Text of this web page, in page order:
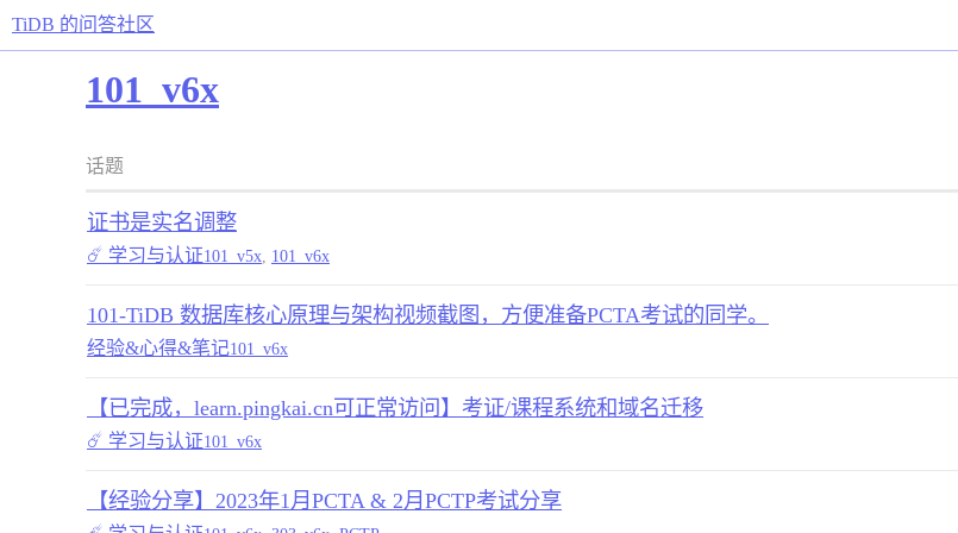
TiDB 的问答社区
101_v6x
话题
证书是实名调整
☄️ 学习与认证101_v5x 101_v6x
101-TiDB 数据库核心原理与架构视频截图，方便准备PCTA考试的同学。
经验&心得&笔记101_v6x
【已完成，learn.pingkai.cn可正常访问】考证/课程系统和域名迁移
☄️ 学习与认证101_v6x
【经验分享】2023年1月PCTA & 2月PCTP考试分享